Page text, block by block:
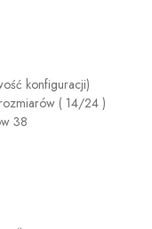
konfiguracji)
( 14/24 )
38